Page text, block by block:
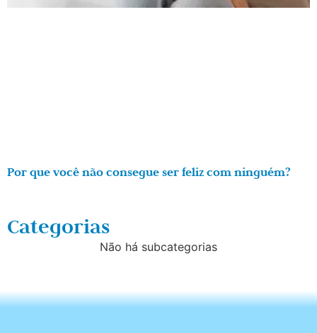
Por que você não consegue ser feliz com ninguém?
Categorias
Não há subcategorias